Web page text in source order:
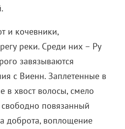
и кочевники,
реки. Среди них – Ру
завязываются
с Виенн. Заплетенные в
в хвост волосы, смело
свободно повязанный
доброта, воплощение